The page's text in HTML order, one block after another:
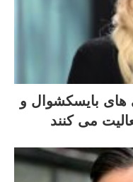
های بایسکشوال و
می کنند